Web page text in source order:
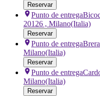
Reservar
Punto de entrega
20126 , Milano(Italia)
Reservar
Punto de entregaBrera
Milano(Italia)
Reservar
Punto de entrega
Milano(Italia)
Reservar